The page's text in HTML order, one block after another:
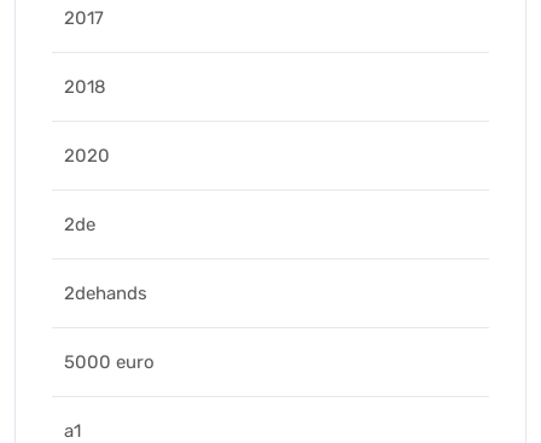
2017
2018
2020
2de
2dehands
5000 euro
a1